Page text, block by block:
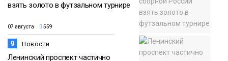
взять золото в футзальном турнире
07 августа 559
9 Новости
Ленинский проспект частично